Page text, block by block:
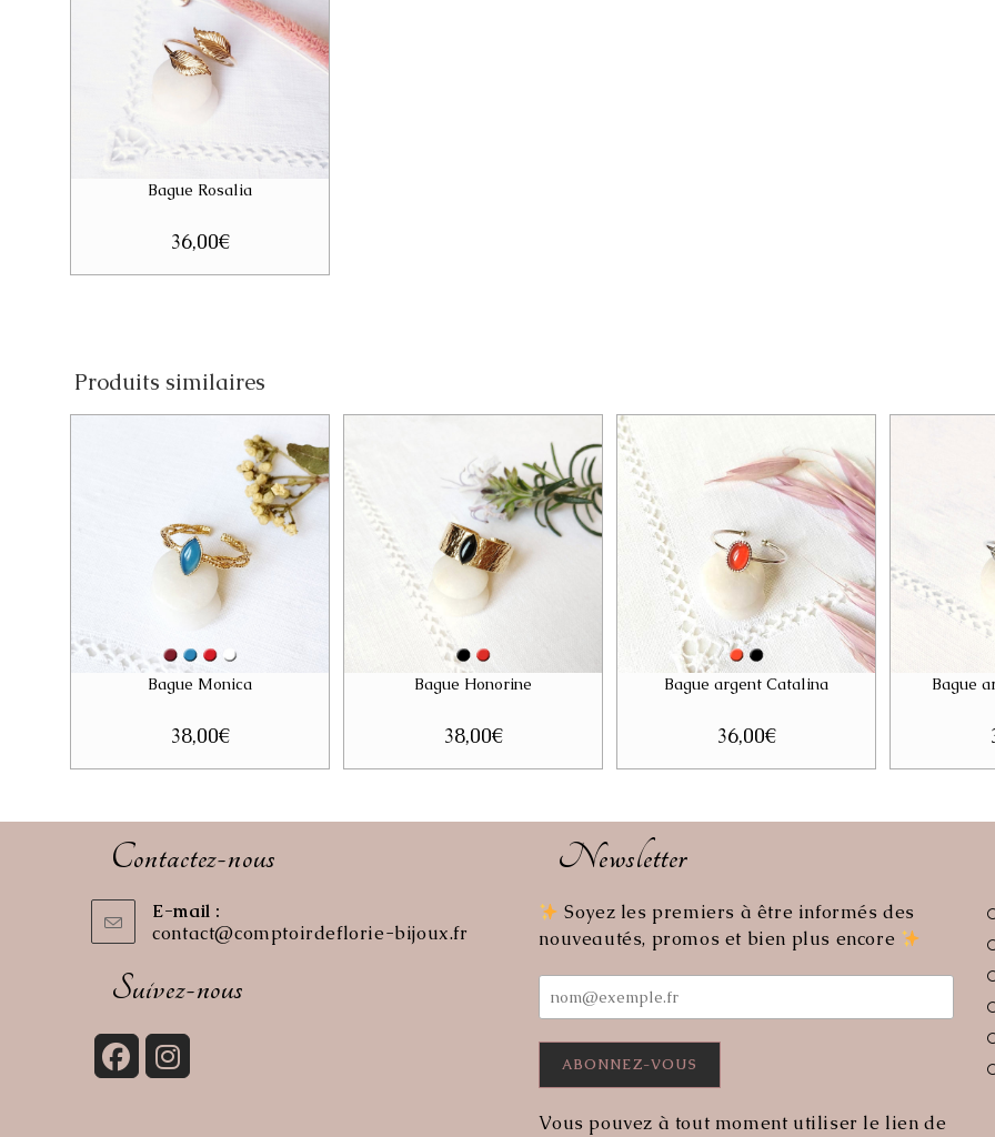
Bague Rosalia
36,00€
Produits similaires
Bague Monica
38,00€
Bague Honorine
38,00€
Bague argent Catalina
36,00€
Bague
Contactez-nous
E-mail :
contact@comptoirdeflorie-bijoux.frS’ouvre
application
Suivez-nous
Newsletter
Soyez les premiers à être informés des
nouveautés, promos et bien plus encore
Vous pouvez à tout moment utiliser le lien de